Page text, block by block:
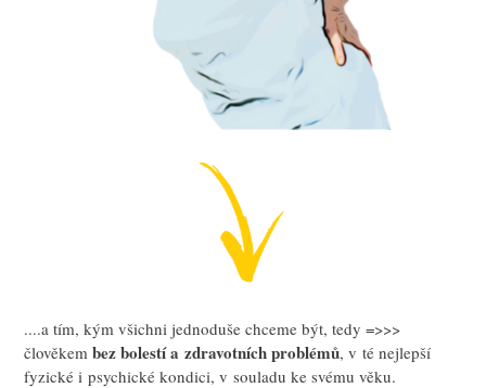
....a tím, kým všichni jednoduše chceme být, tedy =>>>
člověkembez bolestí a zdravotních problémů, v té nejlepší
fyzické i psychické kondici, v souladu ke svému věku.